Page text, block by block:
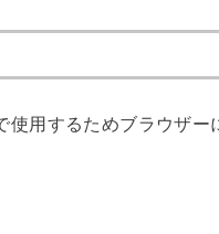
使用するためブラウザー